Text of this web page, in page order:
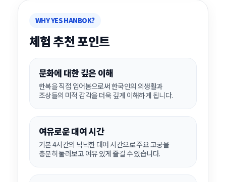
WHY YES HANBOK?
체험 추천 포인트
문화에 대한 깊은 이해
한복을 직접 입어봄으로써 한국인의 의생활과
조상들의 미적 감각을 더욱 깊게 이해하게 됩니다.
여유로운 대여 시간
기본 4시간의 넉넉한 대여 시간으로 주요 고궁을
충분히 둘러보고 여유 있게 즐길 수 있습니다.